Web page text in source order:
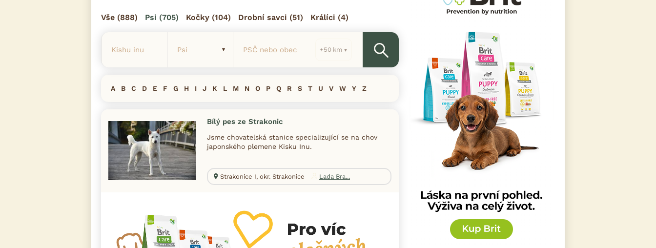
Vše (888) Psi (705) Kočky (104) Drobní savci (51) Králíci (4)
PSČ nebo obec km
A B C D E F G H I J K L M N O P Q R S T U V W Y Z
Bílý pes ze Strakonic
Jsme chovatelská stanice specializující se na chov
japonského plemene Kisku Inu.
Strakonice I, okr. Strakonice Lada Bra...